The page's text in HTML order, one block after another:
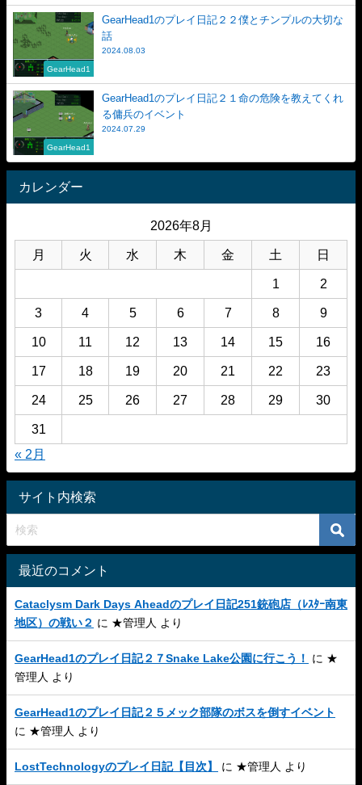
GearHead1
GearHead1のプレイ日記２２僕とチンプルの大切な
話
2024.08.03
GearHead1
GearHead1のプレイ日記２１命の危険を教えてくれ
る傭兵のイベント
2024.07.29
カレンダー
2026年8月
月 火 水 木 金 土 日
1 2
3 4 5 6 7 8 9
10 11 12 13 14 15 16
17 18 19 20 21 22 23
24 25 26 27 28 29 30
31
« 2月
サイト内検索
最近のコメント
Cataclysm Dark Days Aheadのプレイ日記251銃砲店（ﾚｽﾀｰ南東
地区）の戦い２ に ★管理人 より
GearHead1のプレイ日記２７Snake Lake公園に行こう！ に ★
管理人
より
GearHead1のプレイ日記２５メック部隊のボスを倒すイベント
に ★管理人 より
LostTechnologyのプレイ日記【目次】 に ★管理人 より